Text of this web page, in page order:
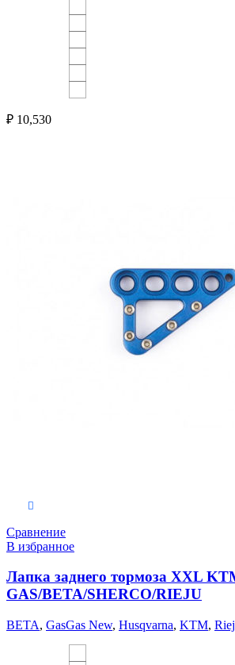
₽ 10,530
Сравнение
В избранное
Лапка заднего тормоза XXL
GAS/BETA/SHERCO/RIEJU
BETA, GasGas New, Husqvarna, KTM,